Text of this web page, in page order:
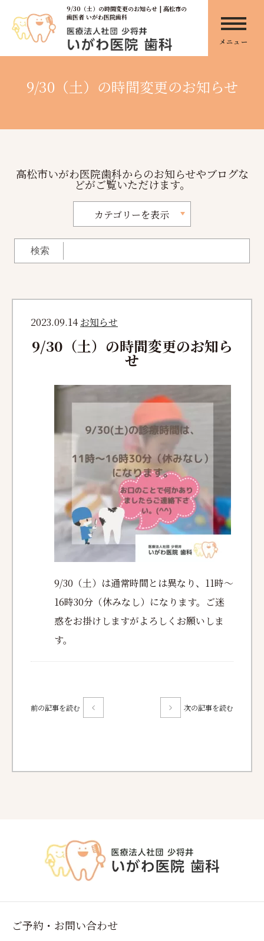
9/30（土）の時間変更のお知らせ | 高松市の
歯医者 いがわ医院歯科
メニュー
9/30（土）の時間変更のお知らせ
高松市いがわ医院歯科からのお知らせやブログな
どがご覧いただけます。
カテゴリーを表示
2023.09.14 お知らせ
9/30（土）の時間変更のお知ら
せ
9/30（土）は通常時間とは異なり、11時〜
16時30分（休みなし）になります。ご迷
惑をお掛けしますがよろしくお願いしま
す。
前の記事を読む 次の記事を読む
ご予約・お問い合わせ